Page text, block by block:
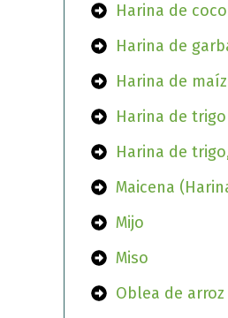
Harina de coco
Harina de
Harina de maíz
Harina de trigo
Harina de
Maicena
Mijo
Miso
Oblea de arroz